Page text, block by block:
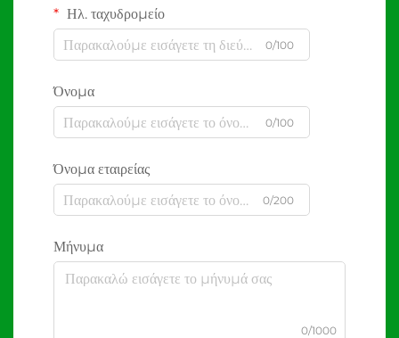
Ηλ. ταχυδρομείο
0/100
Όνομα
0/100
Όνομα εταιρείας
0/200
Μήνυμα
0/1000